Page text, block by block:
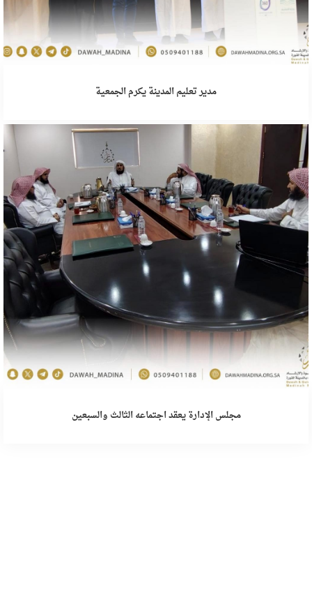
مدير تعليم المدينة يكرم الجمعية
مجلس الإدارة يعقد اجتماعه الثالث والسبعين